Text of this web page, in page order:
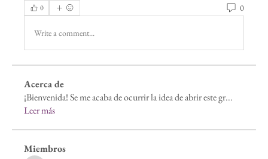
0 0
Write a comment...
Acerca de
¡Bienvenida! Se me acaba de ocurrir la idea de abrir este gr...
Leer más
Miembros